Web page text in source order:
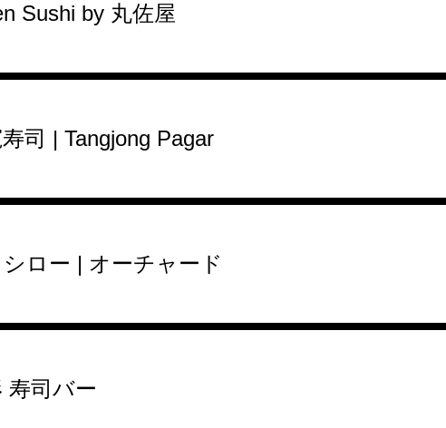
Sushi by 丸佐屋
司 | Tangjong Pagar
ロー | オーチャード
寿司バー